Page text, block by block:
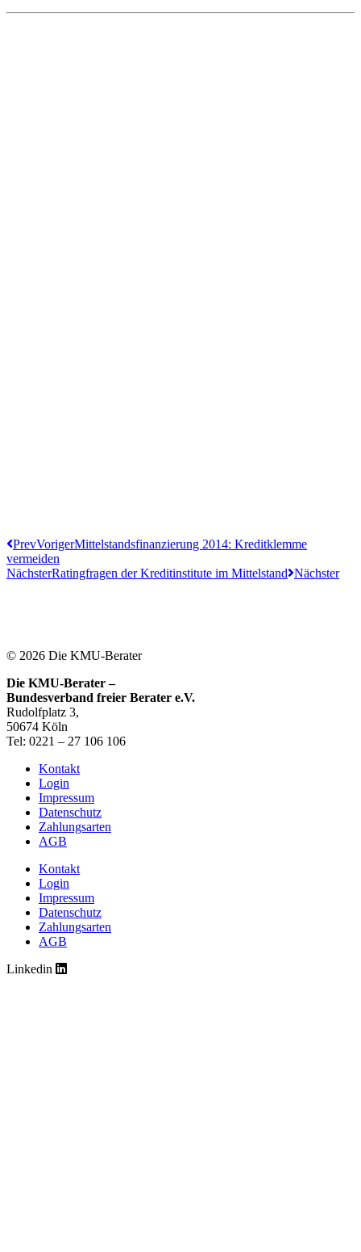
PrevVorigerMittelstandsfinanzierung 2014: Kreditklemme
vermeiden
NächsterRatingfragen der Kreditinstitute im Mittelstand Nächster
© 2026 Die KMU-Berater
Die KMU-Berater –
Bundesverband freier Berater e.V.
Rudolfplatz 3,
50674 Köln
Tel: 0221 – 27 106 106
Kontakt
Login
Impressum
Datenschutz
Zahlungsarten
AGB
Kontakt
Login
Impressum
Datenschutz
Zahlungsarten
AGB
Linkedin